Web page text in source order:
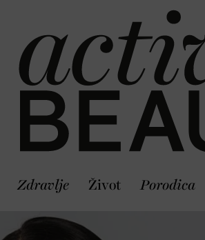
Zdravlje Život Porodica